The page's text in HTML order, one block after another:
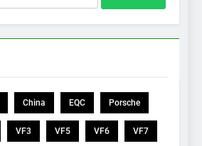
China EQC Porsche
VF3 VF5 VF6 VF7